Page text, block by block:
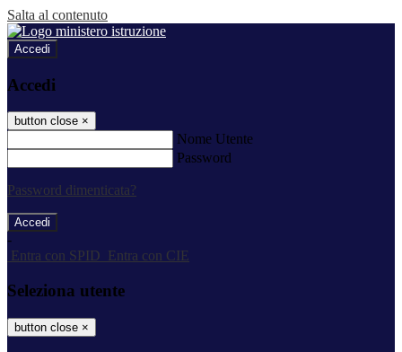
Salta al contenuto
Accedi
Accedi
button close ×
Nome Utente
Password
Password dimenticata?
-
Entra con SPID
Entra con CIE
Seleziona utente
button close ×